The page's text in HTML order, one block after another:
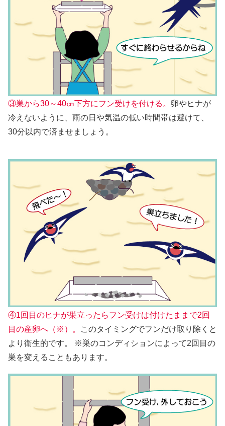
③巣から30～40㎝下方にフン受けを付ける。 卵やヒナが
冷えないように、雨の日や気温の低い時間帯は避けて、
30分以内で済ませましょう。
④1回目のヒナが巣立ったらフン受けは付けたままで2回
目の産卵へ（※）。
このタイミングでフンだけ取り除くと
より衛生的です。 ※巣のコンディションによって2回目の
巣を変えることもあります。